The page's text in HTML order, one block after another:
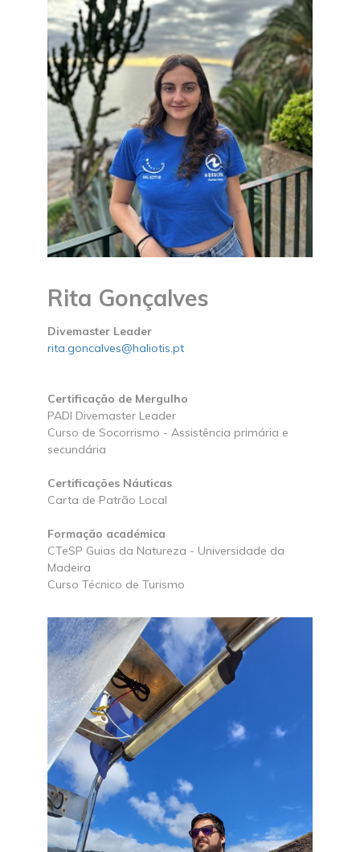
Rita Gonçalves
Divemaster Leader
rita.goncalves@haliotis.pt
Certificação de Mergulho
PADI Divemaster Leader
Curso de Socorrismo - Assistência primária e
secundária
Certificações Náuticas
Carta de Patrão Local
Formação académica
CTeSP Guias da Natureza - Universidade da
Madeira
Curso Técnico de Turismo